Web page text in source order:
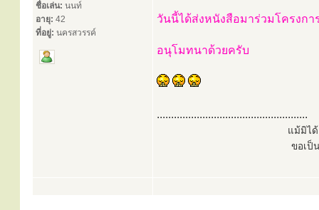
ชื่อเล่น: นนท์
อายุ: 42
ที่อยู่: นครสวรรค์
วันนี้ได้ส่งหนังสือมาร่วมโครงก
อนุโมทนาด้วยครับ
.....................................................
แม้มิได้
ขอเป็